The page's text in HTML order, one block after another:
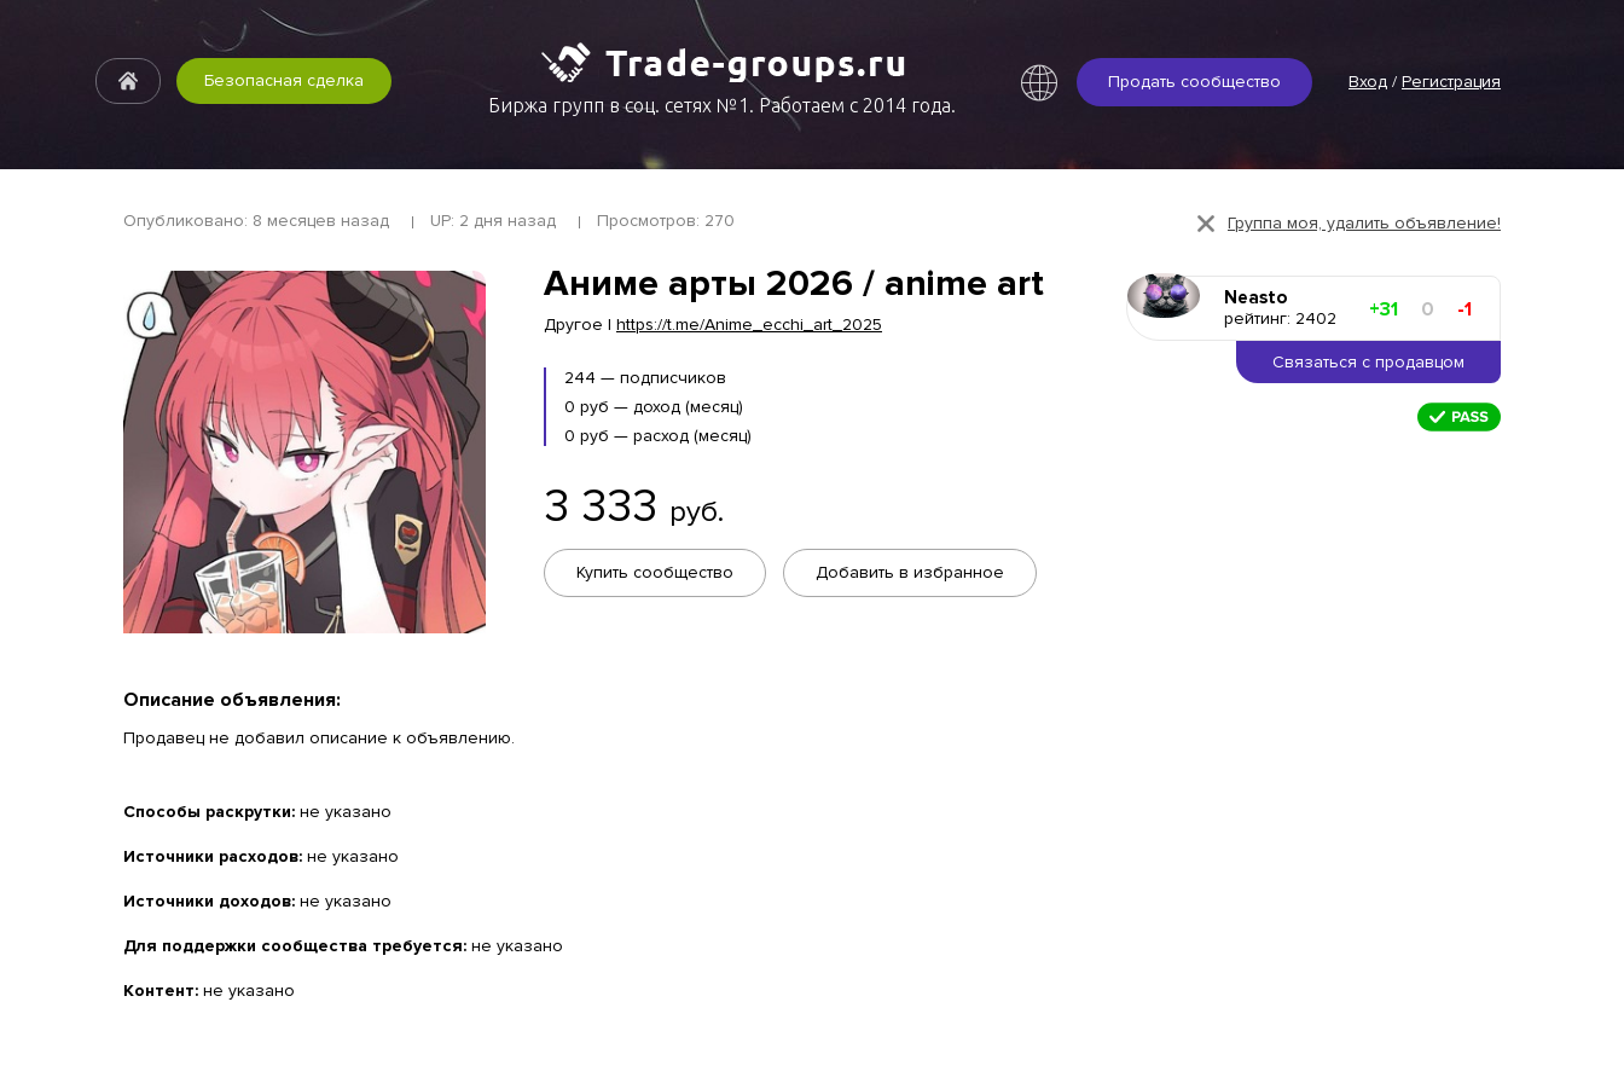
Продать сообщество Вход / Регистрация
Безопасная сделка
Биржа групп в соц. сетях №1. Работаем с 2014 года.
Группа моя, удалить объявление!
Neasto
рейтинг: 2402 +31 0 -1
Связаться с продавцом
Опубликовано: 8 месяцев назад UP: 2 дня назад Просмотров: 270
Аниме арты 2026 / anime art
Другое | https://t.me/Anime_ecchi_art_2025
244 — подписчиков
0 руб — доход (месяц)
0 руб — расход (месяц)
3 333 руб.
Купить сообщество Добавить в избранное
Описание объявления:
Продавец не добавил описание к объявлению.
Способы раскрутки: не указано
Источники расходов: не указано
Источники доходов: не указано
Для поддержки сообщества требуется: не указано
Контент: не указано